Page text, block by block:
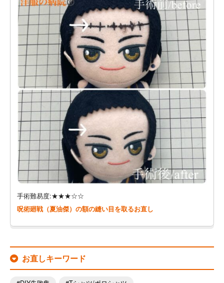
手術難易度:★★★☆☆
呪術廻戦（夏油傑）の額の縫い目を取るお直し
お直しキーワード